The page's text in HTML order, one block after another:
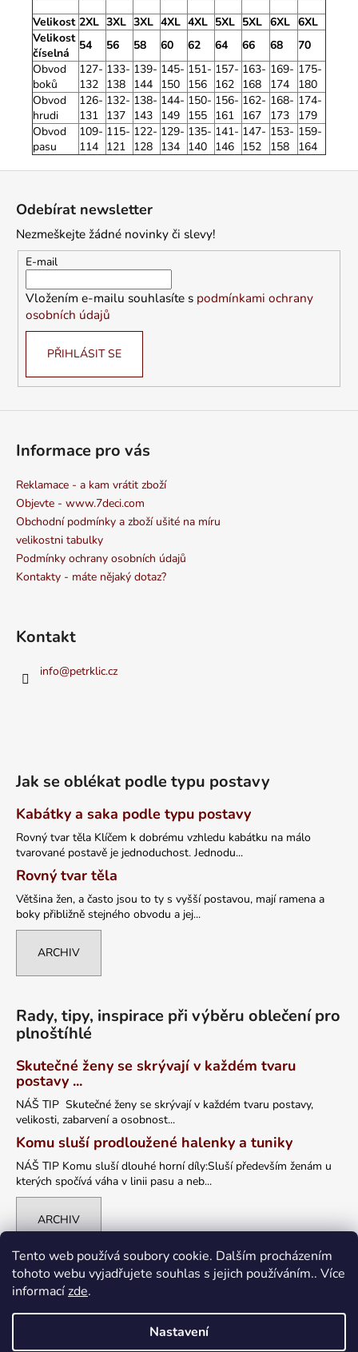
Tento web používá soubory cookie. Dalším procházením
tohoto webu vyjadřujete souhlas s jejich používáním.. Více
informacízde.
Nastavení
Velikost 2XL 3XL 3XL 4XL 4XL 5XL 5XL 6XL 6XL
Velikost
číselná
54 56 58 60 62 64 66 68
70
Obvod
boků
127-
132
133-
138
139-
144
145-
150
151-
156
157-
162
163-
168
169-
174
175-
180
Obvod
hrudi
126-
131
132-
137
138-
143
144-
149
150-
155
156-
161
162-
167
168-
173
174-
179
Obvod
pasu
109-
114
115-
121
122-
128
129-
134
135-
140
141-
146
147-
152
153-
158
159-
164
Odebírat newsletter
Nezmeškejte žádné novinky či slevy!
E-mail
Vložením e-mailu souhlasíte s podmínkami ochrany
osobních údajů
PŘIHLÁSIT SE
Informace pro vás
Reklamace - a kam vrátit zboží
Objevte - www.7deci.com
Obchodní podmínky a zboží ušité na míru
velikostni tabulky
Podmínky ochrany osobních údajů
Kontakty - máte nějaký dotaz?
Kontakt
info@petrklic.cz
Jak se oblékat podle typu postavy
Kabátky a saka podle typu postavy
Rovný tvar těla Klíčem k dobrému vzhledu kabátku na málo
tvarované postavě je jednoduchost. Jednodu...
Rovný tvar těla
Většina žen, a často jsou to ty s vyšší postavou, mají ramena a
boky přibližně stejného obvodu a jej...
ARCHIV
Rady, tipy, inspirace při výběru oblečení pro
plnoštíhlé
Skutečné ženy se skrývají v každém tvaru
postavy ...
NÁŠ TIP Skutečné ženy se skrývají v každém tvaru postavy,
velikosti, zabarvení a osobnost...
Komu sluší prodloužené halenky a tuniky
NÁŠ TIP Komu sluší dlouhé horní díly:Sluší především ženám u
kterých spočívá váha v linii pasu a neb...
ARCHIV